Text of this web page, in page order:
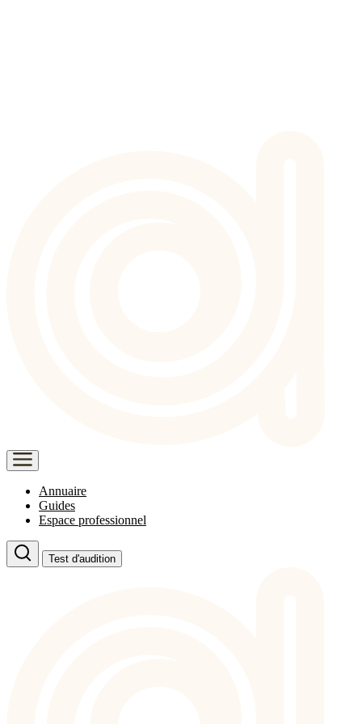
Annuaire
Guides
Espace professionnel
Test d'audition